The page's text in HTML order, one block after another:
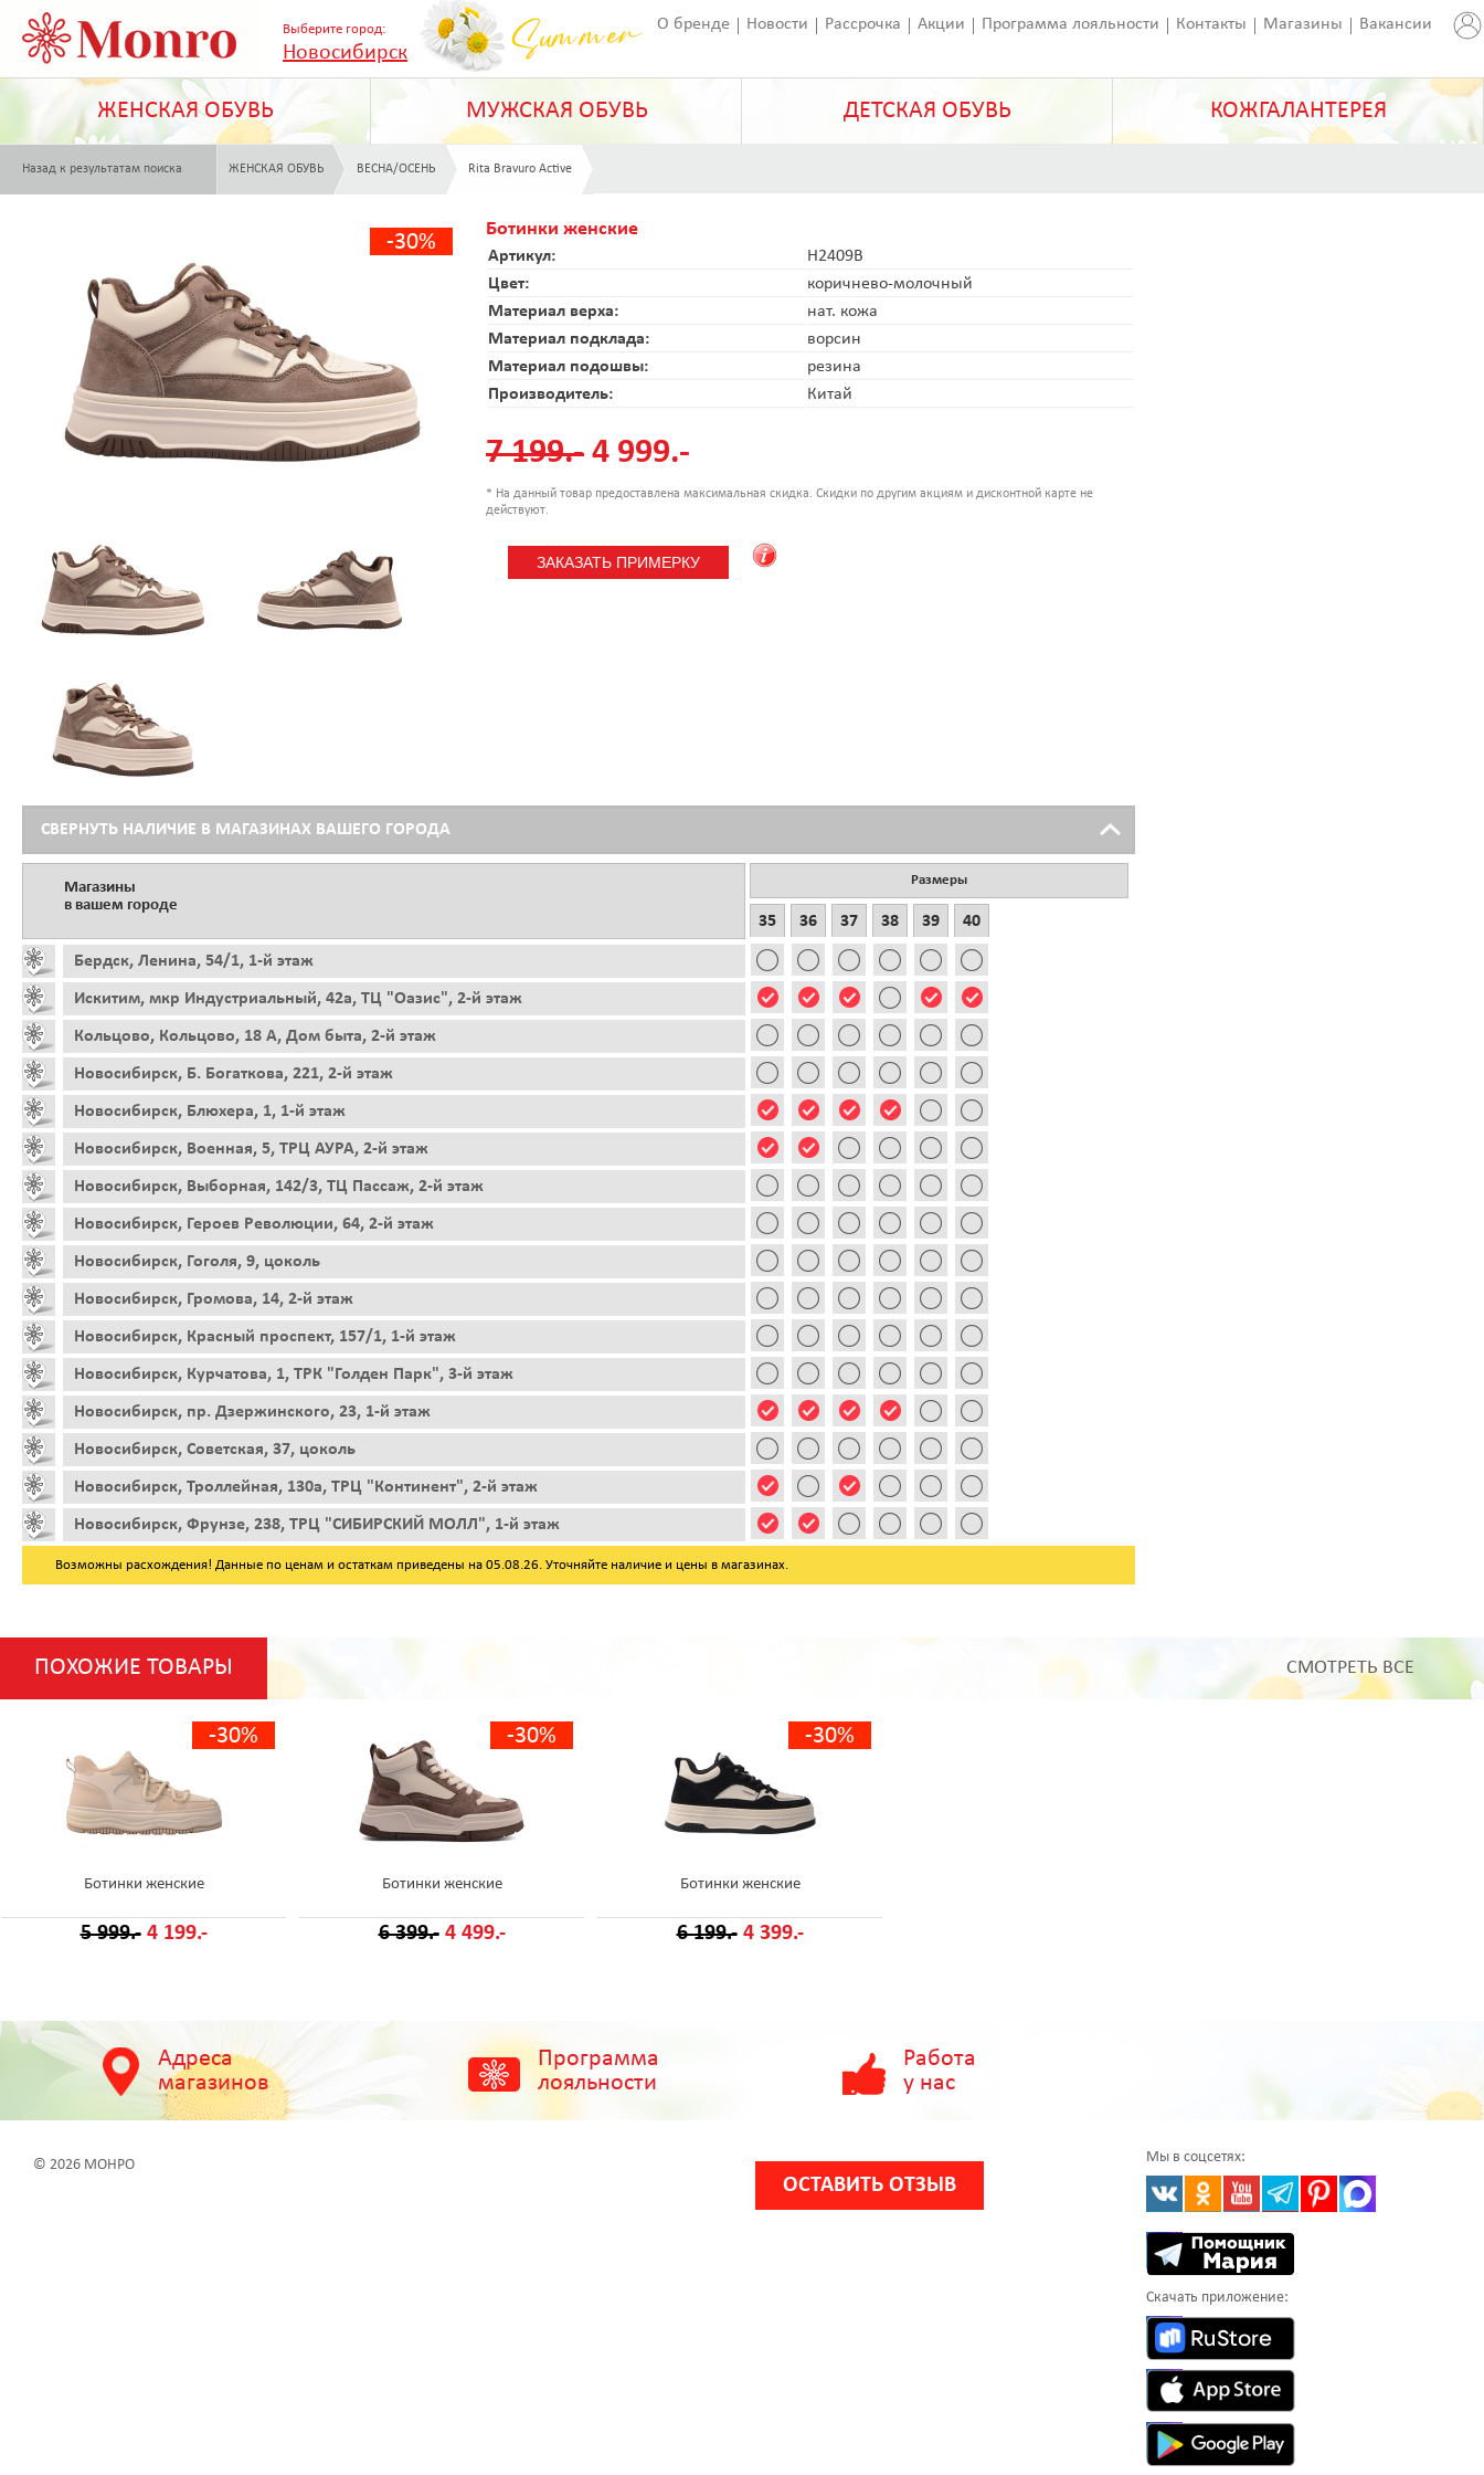
Выберите город:
Новосибирск
О бренде Новости Рассрочка Акции Программа лояльности Контакты Магазины Вакансии
ЖЕНСКАЯ ОБУВЬ МУЖСКАЯ ОБУВЬ ДЕТСКАЯ ОБУВЬ КОЖГАЛАНТЕРЕЯ
Назад к результатам поиска ЖЕНСКАЯ ОБУВЬ ВЕСНА/ОСЕНЬ Rita Bravuro Active
-30%
Ботинки женские
Артикул:
H2409B
Цвет:
коричнево-молочный
Материал верха:
нат. кожа
Материал подклада:
ворсин
Материал подошвы:
резина
Производитель:
Китай
7 199.- 4 999.-
* На данный товар предоставлена максимальная скидка. Скидки по другим акциям и дисконтной карте не
действуют.
СВЕРНУТЬ НАЛИЧИЕ В МАГАЗИНАХ ВАШЕГО ГОРОДА
Магазины
в вашем городе
Бердск, Ленина, 54/1, 1-й этаж
Искитим, мкр Индустриальный, 42а, ТЦ "Оазис", 2-й этаж
Кольцово, Кольцово, 18 А, Дом быта, 2-й этаж
Новосибирск, Б. Богаткова, 221, 2-й этаж
Новосибирск, Блюхера, 1, 1-й этаж
Новосибирск, Военная, 5, ТРЦ АУРА, 2-й этаж
Новосибирск, Выборная, 142/3, ТЦ Пассаж, 2-й этаж
Новосибирск, Героев Революции, 64, 2-й этаж
Новосибирск, Гоголя, 9, цоколь
Новосибирск, Громова, 14, 2-й этаж
Новосибирск, Красный проспект, 157/1, 1-й этаж
Новосибирск, Курчатова, 1, ТРК "Голден Парк", 3-й этаж
Новосибирск, пр. Дзержинского, 23, 1-й этаж
Новосибирск, Советская, 37, цоколь
Новосибирск, Троллейная, 130а, ТРЦ "Континент", 2-й этаж
Новосибирск, Фрунзе, 238, ТРЦ "СИБИРСКИЙ МОЛЛ", 1-й этаж
Размеры
35 36 37 38 39 40
Возможны расхождения! Данные по ценам и остаткам приведены на 05.08.26. Уточняйте наличие и цены в магазинах.
ПОХОЖИЕ ТОВАРЫ СМОТРЕТЬ ВСЕ
-30%
Ботинки женские
5 999.- 4 199.-
-30%
Ботинки женские
6 399.- 4 499.-
-30%
Ботинки женские
6 199.- 4 399.-
Адреса
магазинов
Программа
лояльности
Работа
у нас
© 2026 МОНРО
ОСТАВИТЬ ОТЗЫВ
Мы в соцсетях:
Скачать приложение: